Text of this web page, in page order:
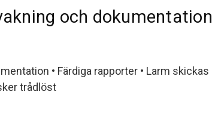
och dokumentation
• Färdiga rapporter • Larm skickas
trådlöst